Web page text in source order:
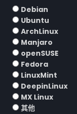
Debian
Ubuntu
ArchLinux
Manjaro
openSUSE
Fedora
LinuxMint
DeepinLinux
MX Linux
其他